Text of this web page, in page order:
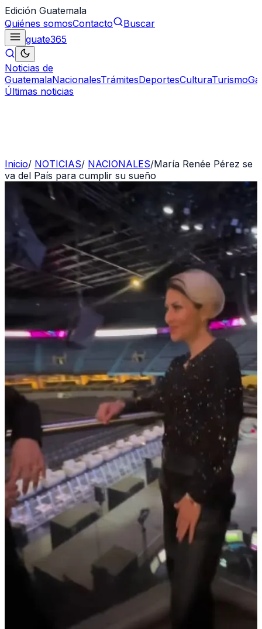
Edición Guatemala
Quiénes somosContacto
Buscar
guate365
Noticias de
GuatemalaNacionalesTrámitesDeportesCulturaTurismo
Últimas noticias
Inicio/ NOTICIAS/ NACIONALES/María Renée Pérez se
va del País para cumplir su sueño